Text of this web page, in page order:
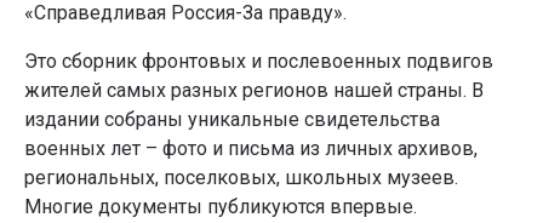
«Справедливая Россия-За правду».
Это сборник фронтовых и послевоенных подвигов
жителей самых разных регионов нашей страны. В
издании собраны уникальные свидетельства
военных лет – фото и письма из личных архивов,
региональных, поселковых, школьных музеев.
Многие документы публикуются впервые.